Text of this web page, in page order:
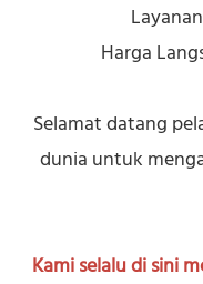
Harga
Selamat datang
dunia untuk
Kami selalu di sini